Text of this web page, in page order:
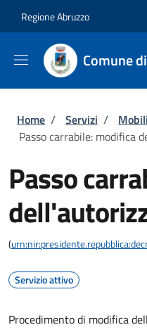
Regione Abruzzo
Comune
Briciole di
Home / Servizi /
Passo carrabile: modifica
Passo
(
Servizio attivo
Procedimento di modifica